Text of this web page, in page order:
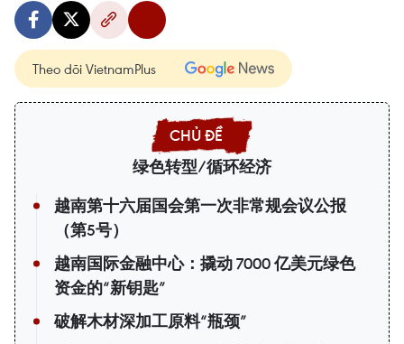
Theo dõi VietnamPlus
绿色转型/循环经济
越南第十六届国会第一次非常规会议公报
（第5号）
越南国际金融中心：撬动 7000 亿美元绿色
资金的“新钥匙”
破解木材深加工原料“瓶颈”